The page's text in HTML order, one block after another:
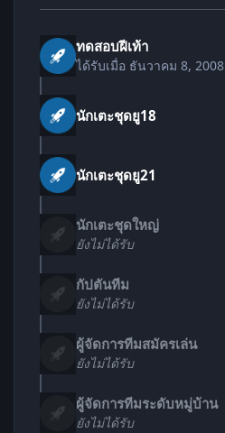
ทดสอบฝีเท้า
ได้รับเมื่อ ธันวาคม 8, 2008
นักเตะชุดยู18
นักเตะชุดยู21
นักเตะชุดใหญ่
ยังไม่ได้รับ
กัปตันทีม
ยังไม่ได้รับ
ผู้จัดการทีมสมัครเล่น
ยังไม่ได้รับ
ผู้จัดการทีมระดับหมู่บ้าน
ยังไม่ได้รับ